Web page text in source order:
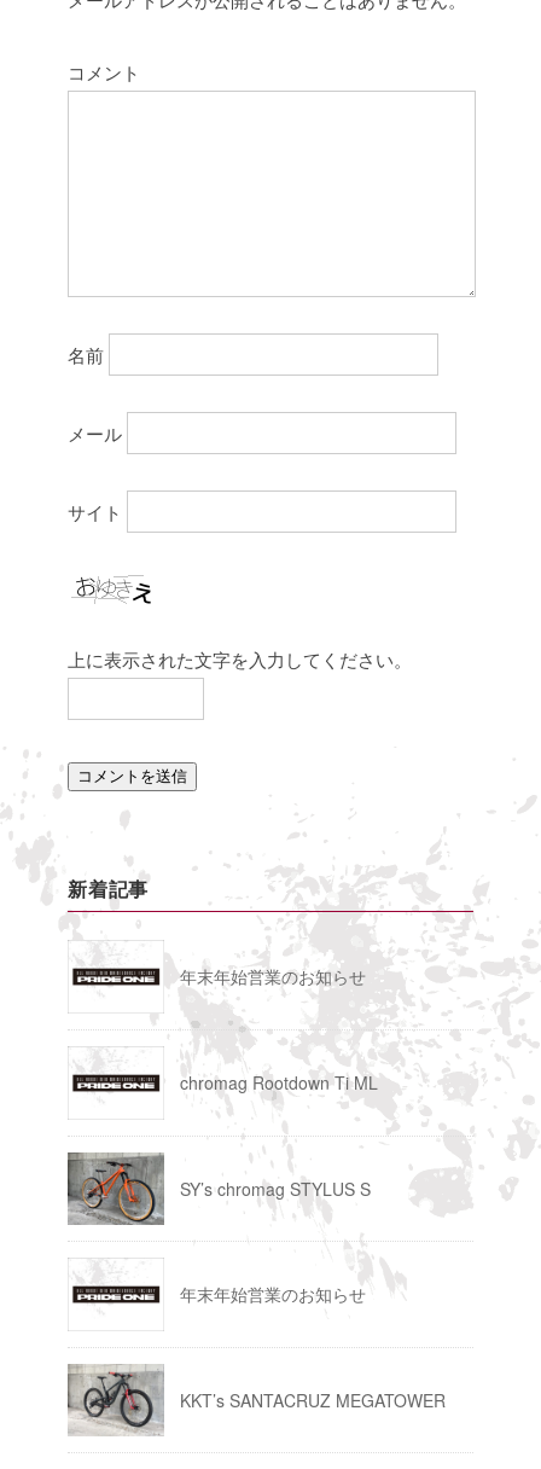
コメント
名前
メール
サイト
上に表示された文字を入力してください。
新着記事
年末年始営業のお知らせ
chromag Rootdown Ti ML
SY’s chromag STYLUS S
年末年始営業のお知らせ
KKT’s SANTACRUZ MEGATOWER